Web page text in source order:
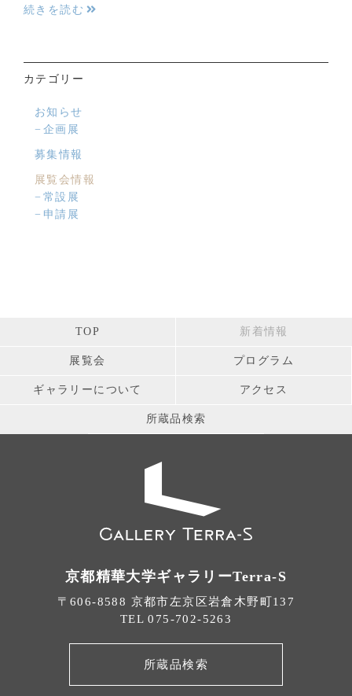
続きを読む
カテゴリー
お知らせ
企画展
募集情報
展覧会情報
常設展
申請展
TOP 新着情報
展覧会 プログラム
ギャラリーについて アクセス
所蔵品検索
京都精華大学ギャラリーTerra-S
〒606-8588 京都市左京区岩倉木野町137
TEL 075-702-5263
所蔵品検索